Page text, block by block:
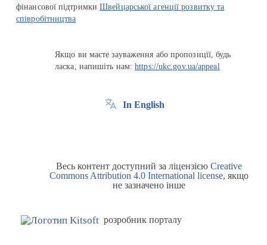
фінансової підтримкиШвейцарської агенції розвитку та
співробітництва
Якщо ви маєте зауваження або пропозиції, будь
ласка, напишіть нам:https://ukc.gov.ua/appeal
In English
Весь контент доступний за ліцензією Creative
Commons Attribution 4.0 International license, якщо
не зазначено інше
розробник порталу